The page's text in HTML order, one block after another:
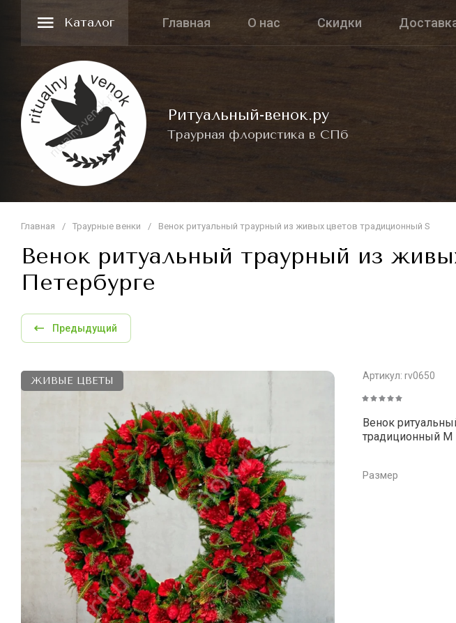
Каталог Главная О нас Скидки
Ритуальный-венок.ру
Траурная флористика в СПб
Главная / Траурные венки / Венок ритуальный траурный из живых цветов традиционный S
Венок ритуальный траурный из
Петербурге
Предыдущий
ЖИВЫЕ ЦВЕТЫ Артикул: rv0650
Венок
традиционный M
Размер